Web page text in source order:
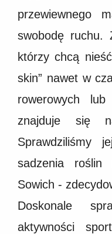
przewiewnego
swobodę ruchu.
którzy chcą
skin” nawet w
rowerowych
znajduje się
Sprawdziliśmy
sadzenia
Sowich -
Doskonale
aktywności